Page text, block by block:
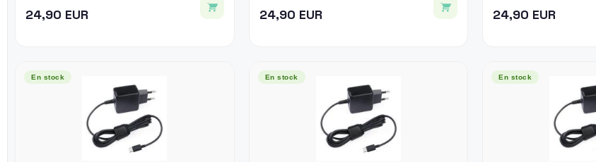
24,90 EUR 24,90 EUR 24,90 EUR
En stock En stock En stock